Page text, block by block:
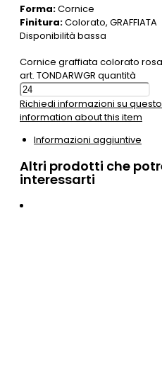
Forma:Cornice
Finitura:Colorato, GRAFFIATA
Disponibilità bassa
Cornice graffiata colorato
art. TONDARWGR quantità
Richiedi informazioni su
information about this item
Informazioni aggiuntive
Altri prodotti che
interessarti